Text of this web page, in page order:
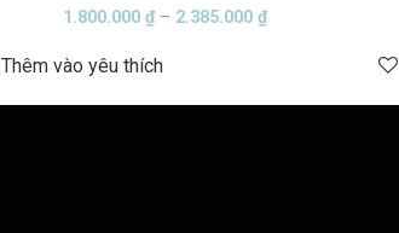
1.800.000 ₫ – 2.385.000 ₫Khoảng
giá:
2.385.000 ₫
Thêm vào yêu thích